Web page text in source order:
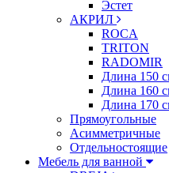
Эстет
АКРИЛ
ROCA
TRITON
RADOMIR
Длина 150
Длина 160
Длина 170
Прямоугольные
Асимметричные
Отдельностоящие
Мебель для ванной